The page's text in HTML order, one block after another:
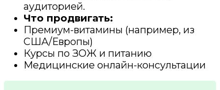
аудиторией.
Что продвигать:
Премиум-витамины (например, из
США/Европы)
Курсы по ЗОЖ и питанию
Медицинские онлайн-консультации